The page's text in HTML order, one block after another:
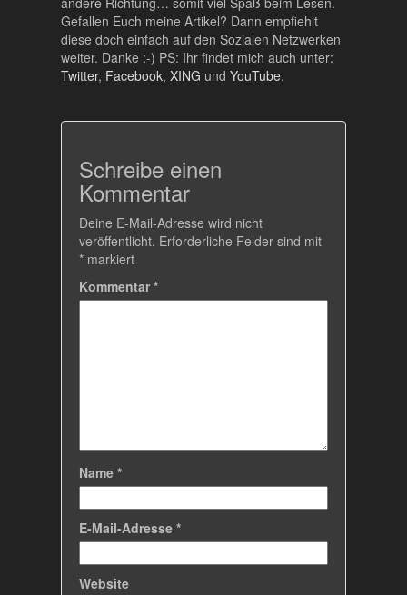
Gefallen Euch meine Artikel? Dann empfiehlt
diese doch einfach auf den Sozialen Netzwerken
weiter. Danke :-) PS: Ihr findet mich auch unter:
Twitter, Facebook,XING undYouTube.
Schreibe einen
Kommentar
Deine E-Mail-Adresse wird nicht
veröffentlicht. Erforderliche Felder sind mit
* markiert
Kommentar*
Name*
E-Mail-Adresse*
Website